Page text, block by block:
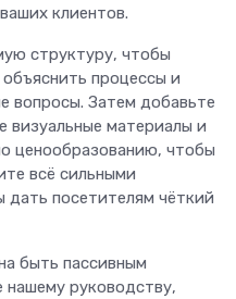
клиентов.
структуру, чтобы
процессы и
вопросы. Затем добавьте
визуальные материалы и
ценообразованию, чтобы
всё сильными
посетителям чёткий
быть пассивным
нашему руководству,